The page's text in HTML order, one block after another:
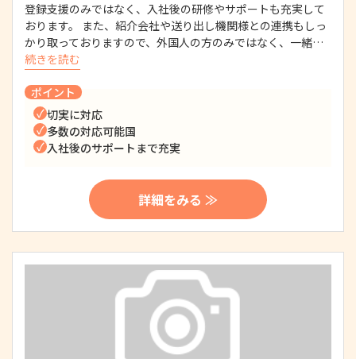
登録支援のみではなく、入社後の研修やサポートも充実して
おります。 また、紹介会社や送り出し機関様との連携もしっ
かり取っておりますので、外国人の方のみではなく、一緒…
続きを読む
ポイント
切実に対応
多数の対応可能国
入社後のサポートまで充実
詳細をみる ≫